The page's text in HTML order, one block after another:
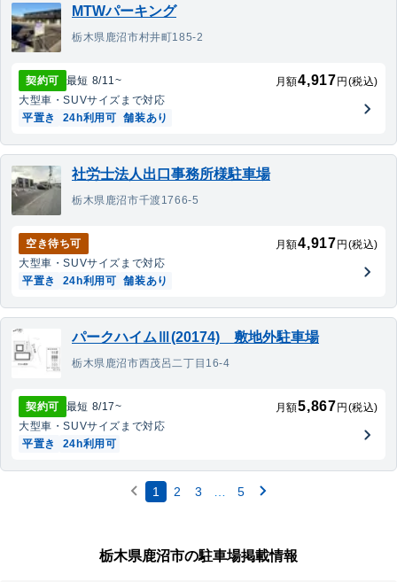
MTWパーキング
栃木県鹿沼市村井町185-2
契約可 最短 8/11~ 月額4,917 円(税込)
大型車・SUVサイズまで対応
平置き
24h利用可 舗装あり
社労士法人出口事務所様駐車場
栃木県鹿沼市千渡1766-5
空き待ち可 月額4,917 円(税込)
大型車・SUVサイズまで対応
平置き
24h利用可 舗装あり
パークハイムⅢ(20174) 敷地外駐車場
栃木県鹿沼市西茂呂二丁目16-4
契約可 最短 8/17~ 月額5,867 円(税込)
大型車・SUVサイズまで対応
平置き
24h利用可
1 2 3 5
栃木県鹿沼市の駐車場掲載情報